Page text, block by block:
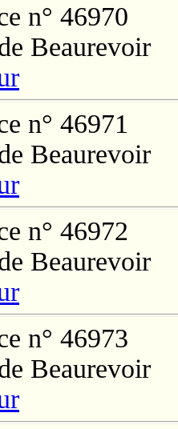
n° 46970
Beaurevoir
n° 46971
Beaurevoir
n° 46972
Beaurevoir
n° 46973
Beaurevoir